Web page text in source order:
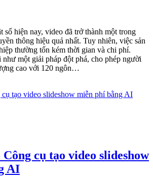
số hiện nay, video đã trở thành một trong
thông hiệu quả nhất. Tuy nhiên, việc sản
thường tốn kém thời gian và chi phí.
như một giải pháp đột phá, cho phép người
cao với 120 ngôn…
cụ tạo video slideshow
AI